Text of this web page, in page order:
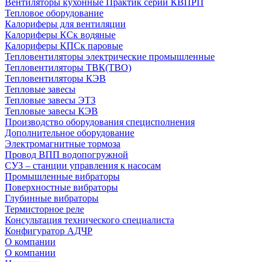
Вентиляторы кухонные Практик серии КВПРП
Тепловое оборудование
Калориферы для вентиляции
Калориферы КСк водяные
Калориферы КПСк паровые
Тепловентиляторы электрические промышленные
Тепловентиляторы ТВК(ТВО)
Тепловентиляторы КЭВ
Тепловые завесы
Тепловые завесы ЭТЗ
Тепловые завесы КЭВ
Производство оборудования специсполнения
Дополнительное оборудование
Электромагнитные тормоза
Провод ВПП водопогружной
СУЗ – станции управления к насосам
Промышленные вибраторы
Поверхностные вибраторы
Глубинные вибраторы
Термисторное реле
Консультация технического специалиста
Конфигуратор АДЧР
О компании
О компании